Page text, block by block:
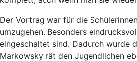
Der Vortrag war für die
umzugehen. Besonders
eingeschaltet sind. Dadurch wurde
Markowsky rät den Jugendlichen